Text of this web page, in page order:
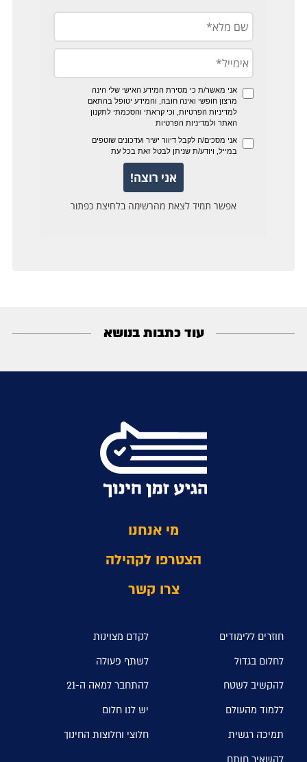
עוד כתבות בנושא
מי אנחנו
הצטרפו לקהילה
צרו קשר
חוזרים ללימודים
לקדם מצוינות
לחלום בגדול
לשתף פעולה
להקשיב לשטח
להתחבר למאה ה-21
ללמוד מהעולם
יש לנו חלום
תמיכה רגשית
חלוצי וחלוצות החינוך